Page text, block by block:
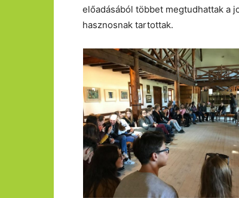
előadásából többet megtudhattak a
hasznosnak tartottak.